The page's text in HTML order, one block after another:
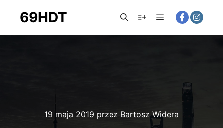
69HDT
19 maja 2019 przez Bartosz Widera